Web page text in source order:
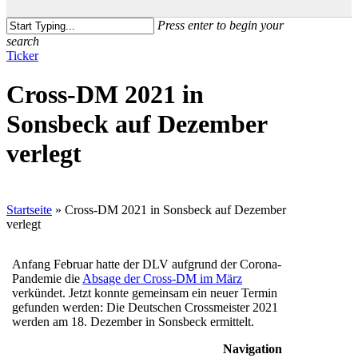
Press enter to begin your
search
Close
Ticker
Cross-DM 2021 in
Sonsbeck auf Dezember
verlegt
Startseite » Cross-DM 2021 in Sonsbeck auf Dezember
verlegt
Anfang Februar hatte der DLV aufgrund der Corona-
Pandemie die Absage der Cross-DM im März
verkündet. Jetzt konnte gemeinsam ein neuer Termin
gefunden werden: Die Deutschen Crossmeister 2021
werden am 18. Dezember in Sonsbeck ermittelt.
Navigation